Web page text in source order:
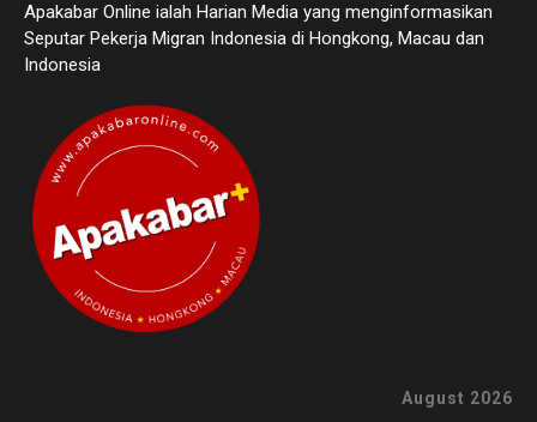
Apakabar Online ialah Harian Media yang menginformasikan
Seputar Pekerja Migran Indonesia di Hongkong, Macau dan
Indonesia
August 2026